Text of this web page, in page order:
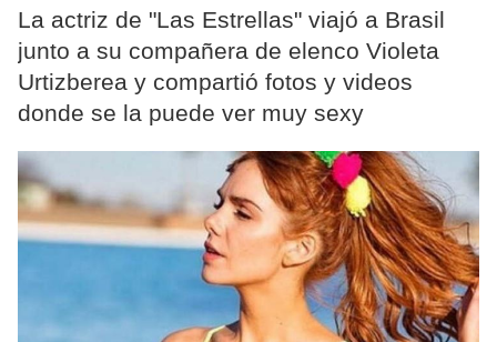
La actriz de "Las Estrellas" viajó a Brasil
junto a su compañera de elenco Violeta
Urtizberea y compartió fotos y videos
donde se la puede ver muy sexy